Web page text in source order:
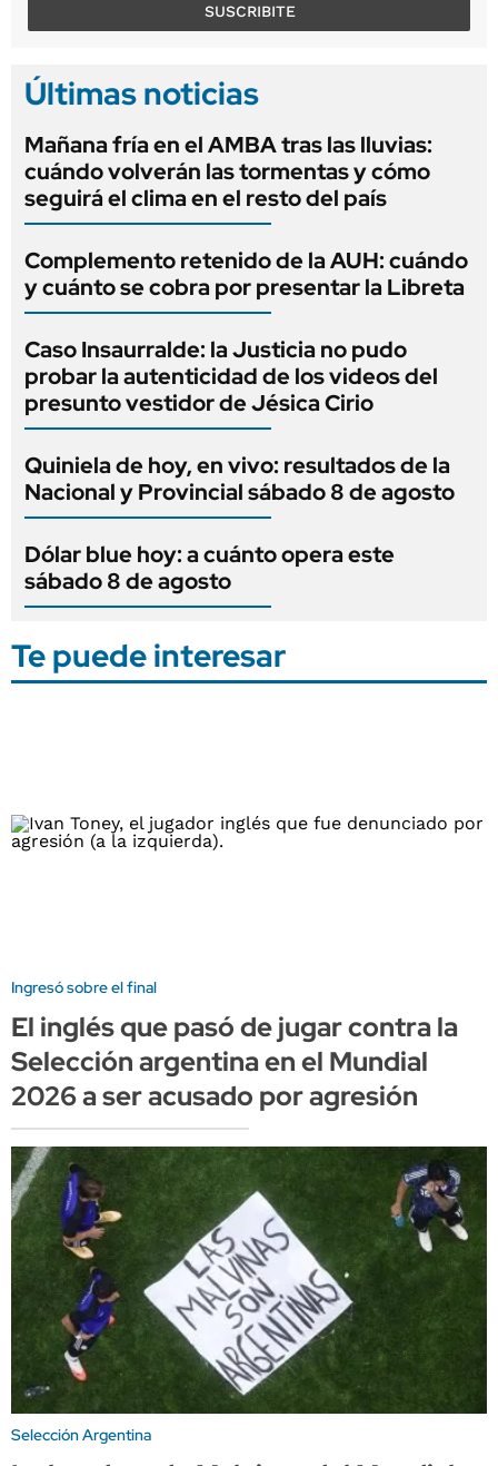
SUSCRIBITE
Últimas noticias
Mañana fría en el AMBA tras las lluvias:
cuándo volverán las tormentas y cómo
seguirá el clima en el resto del país
Complemento retenido de la AUH: cuándo
y cuánto se cobra por presentar la Libreta
Caso Insaurralde: la Justicia no pudo
probar la autenticidad de los videos del
presunto vestidor de Jésica Cirio
Quiniela de hoy, en vivo: resultados de la
Nacional y Provincial sábado 8 de agosto
Dólar blue hoy: a cuánto opera este
sábado 8 de agosto
Te puede interesar
Ingresó sobre el final
El inglés que pasó de jugar contra la
Selección argentina en el Mundial
2026 a ser acusado por agresión
Selección Argentina